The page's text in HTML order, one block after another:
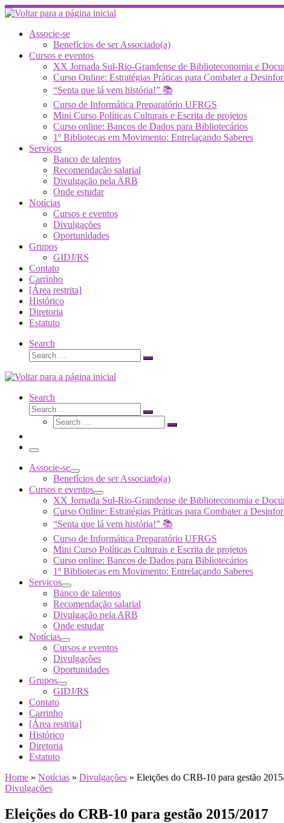
Skip
to
contentAssocie-se
Benefícios de ser Associado(a)
Cursos e eventos
XX Jornada Sul-Rio-Grandense de Biblioteconomia e
Curso Online: Estratégias Práticas para Combater a
“Senta que lá vem história!” 📚
Curso de Informática Preparatório UFRGS
Mini Curso Políticas Culturais e Escrita de projetos
Curso online: Bancos de Dados para Bibliotecários
1º Bibliotecas em Movimento: Entrelaçando Saberes
Serviços
Banco de talentos
Recomendação salarial
Divulgação pela ARB
Onde estudar
Notícias
Cursos e eventos
Divulgações
Oportunidades
Grupos
GIDJ/RS
Contato
Carrinho
[Área restrita]
Histórico
Diretoria
Estatuto
Search
Search
Search
Search
Search
Search
Search
Search
Menu
Associe-se
Benefícios de ser Associado(a)
Cursos e eventos
XX Jornada Sul-Rio-Grandense de Biblioteconomia e
Curso Online: Estratégias Práticas para Combater a
“Senta que lá vem história!” 📚
Curso de Informática Preparatório UFRGS
Mini Curso Políticas Culturais e Escrita de projetos
Curso online: Bancos de Dados para Bibliotecários
1º Bibliotecas em Movimento: Entrelaçando Saberes
Serviços
Banco de talentos
Recomendação salarial
Divulgação pela ARB
Onde estudar
Notícias
Cursos e eventos
Divulgações
Oportunidades
Grupos
GIDJ/RS
Contato
Carrinho
[Área restrita]
Histórico
Diretoria
Estatuto
Home » Notícias » Divulgações » Eleições do CRB-10 para gestão
Divulgações
Eleições do CRB-10 para gestão 2015/2017